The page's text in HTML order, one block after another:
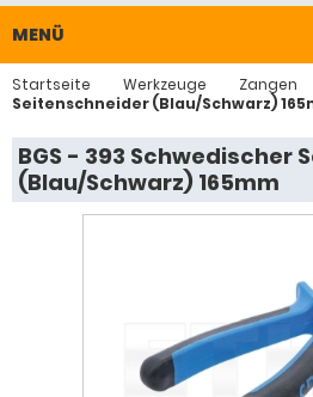
MENÜ
Startseite Werkzeuge Zangen
Seitenschneider (Blau/Schwarz)
BGS - 393 Schwedischer
(Blau/Schwarz) 165mm